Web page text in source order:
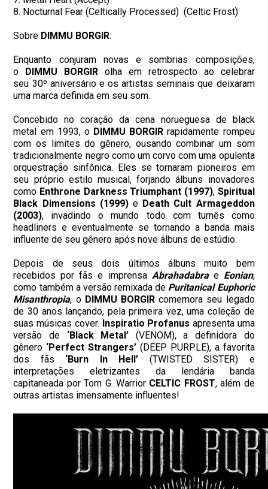
8. Nocturnal Fear (Celtically Processed) (Celtic Frost)
Sobre DIMMU BORGIR:
Enquanto conjuram novas e sombrias composições,
o DIMMU BORGIR olha em retrospecto ao celebrar
seu 30º aniversário e os artistas seminais que deixaram
uma marca definida em seu som.
Concebido no coração da cena norueguesa de black
metal em 1993, o DIMMU BORGIR rapidamente rompeu
com os limites do gênero, ousando combinar um som
tradicionalmente negro como um corvo com uma opulenta
orquestração sinfônica. Eles se tornaram pioneiros em
seu próprio estilo musical, forjando álbuns inovadores
como Enthrone Darkness Triumphant (1997), Spiritual
Black Dimensions (1999)e Death Cult Armageddon
(2003), invadindo o mundo todo com turnês como
headliners e eventualmente se tornando a banda mais
influente de seu gênero após nove álbuns de estúdio.
Depois de seus dois últimos álbuns muito bem
recebidos por fãs e imprensa Abrahadabrae Eonian,
como também a versão remixada de Puritanical Euphoric
Misanthropia, o DIMMU BORGIR comemora seu legado
de 30 anos lançando, pela primeira vez, uma coleção de
suas músicas cover. Inspiratio Profanus apresenta uma
versão de ‘Black Metal’ (VENOM), a definidora do
gênero ‘Perfect Strangers’(DEEP PURPLE), a favorita
dos fãs ‘Burn In Hell’ (TWISTED SISTER) e
interpretações eletrizantes da lendária banda
capitaneada por Tom G. Warrior CELTIC FROST, além de
outras artistas imensamente influentes!